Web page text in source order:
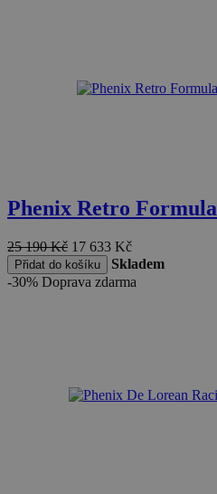
Phenix Retro
25 190Kč 17 633 Kč
Přidat do košíku
Skladem
-30% Doprava zdarma